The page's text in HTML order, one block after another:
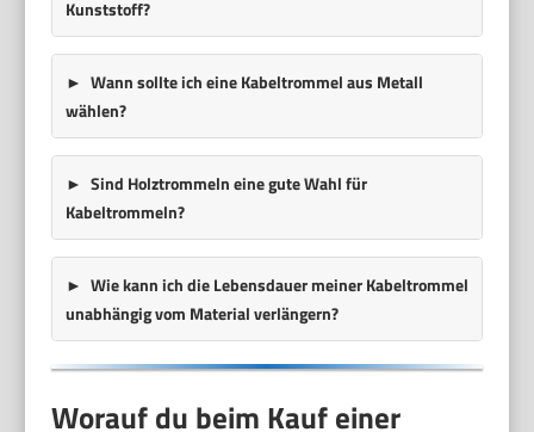
Kunststoff?
Wann sollte ich eine Kabeltrommel aus Metall
wählen?
Sind Holztrommeln eine gute Wahl für
Kabeltrommeln?
Wie kann ich die Lebensdauer meiner Kabeltrommel
unabhängig vom Material verlängern?
Worauf du beim Kauf einer